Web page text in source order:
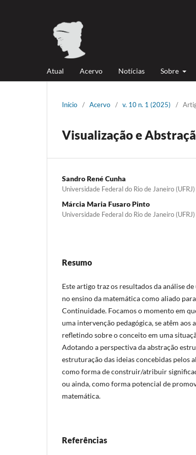
Atual Acervo Notícias Sobre
Início / Acervo / v. 10 n. 1 (2025) /
Visualização e
Sandro René Cunha
Universidade Federal do Rio de Janeiro (UFRJ)
Márcia Maria Fusaro Pinto
Universidade Federal do Rio de Janeiro (UFRJ)
Resumo
Este artigo traz os resultados da análise
no ensino da matemática como aliado
Continuidade. Focamos o momento em
uma intervenção pedagógica, se atêm aos
refletindo sobre o conceito em uma
Adotando a perspectiva da abstração
estruturação das ideias concebidas pelos
como forma de construir/atribuir
ou ainda, como forma potencial de
matemática.
Referências